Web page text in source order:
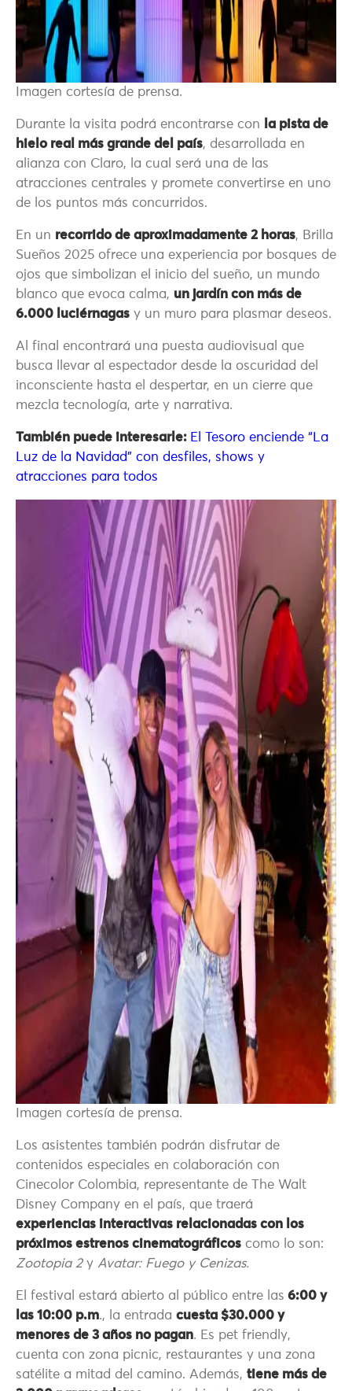
Imagen cortesía de prensa.
Durante la visita podrá encontrarse con
la pista de
hielo real más grande del país, desarrollada en
alianza con Claro, la cual será una de las
atracciones centrales y promete convertirse en uno
de los puntos más concurridos.
En un recorrido de aproximadamente 2 horas, Brilla
Sueños 2025 ofrece una experiencia por bosques de
ojos que simbolizan el inicio del sueño, un mundo
blanco que evoca calma, un jardín con más de
6.000 luciérnagas y un muro para plasmar deseos.
Al final encontrará una puesta audiovisual que
busca llevar al espectador desde la oscuridad del
inconsciente hasta el despertar, en un cierre que
mezcla tecnología, arte y narrativa.
También puede interesarle: El Tesoro enciende “La
Luz de la Navidad” con desfiles, shows y
atracciones para todos
Imagen cortesía de prensa.
Los asistentes también podrán disfrutar de
contenidos especiales en colaboración con
Cinecolor Colombia, representante de The Walt
Disney Company en el país, que traerá
experiencias interactivas relacionadas con los
próximos estrenos cinematográficos como lo son:
Zootopia 2y Avatar: Fuego y Cenizas.
El festival estará abierto al público entre las 6:00 y
las 10:00 p.m., la entrada cuesta $30.000 y
menores de 3 años no pagan. Es pet friendly,
cuenta con zona picnic, restaurantes y una zona
satélite a mitad del camino. Además, tiene más de